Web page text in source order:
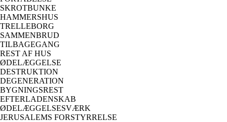
SKROTBUNKE
HAMMERSHUS
TRELLEBORG
SAMMENBRUD
TILBAGEGANG
REST AF HUS
ØDELÆGGELSE
DESTRUKTION
DEGENERATION
BYGNINGSREST
EFTERLADENSKAB
ØDELÆGGELSESVÆRK
JERUSALEMS FORSTYRRELSE